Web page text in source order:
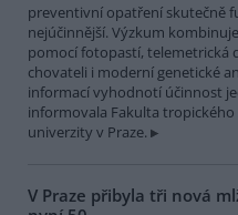
preventivní opatření skutečně
nejúčinnější. Výzkum
pomocí fotopastí, telemetrická
chovateli i moderní genetické
informací vyhodnotí účinnost
informovala Fakulta tropického
univerzity v Praze.
V Praze přibyla tři nová